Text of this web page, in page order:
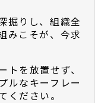
掘りし、組織全
みこそが、今求
を放置せず、
ルなキーフレー
ください。